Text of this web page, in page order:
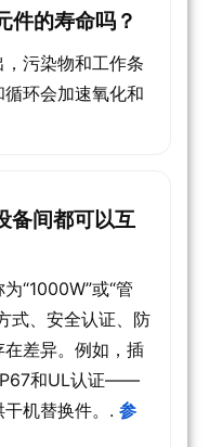
件的寿命吗？
污染物和工作条
环会加速氧化和
备间都可以互
“1000W”或“管
式、安全认证、防
差异。例如，插
和UL认证——
机替换件。. 参